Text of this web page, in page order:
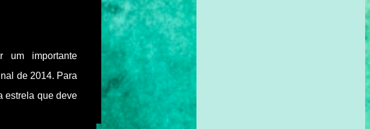
um importante
de 2014. Para
estrela que deve